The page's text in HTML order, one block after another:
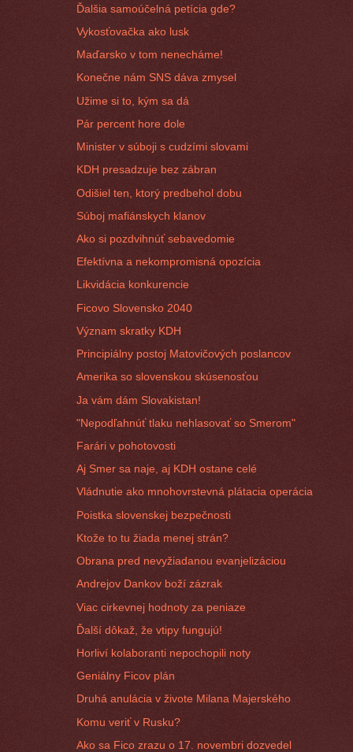
Ďalšia samoúčelná petícia gde?
Vykosťovačka ako lusk
Maďarsko v tom nenecháme!
Konečne nám SNS dáva zmysel
Užime si to, kým sa dá
Pár percent hore dole
Minister v súboji s cudzími slovami
KDH presadzuje bez zábran
Odišiel ten, ktorý predbehol dobu
Súboj mafiánskych klanov
Ako si pozdvihnúť sebavedomie
Efektívna a nekompromisná opozícia
Likvidácia konkurencie
Ficovo Slovensko 2040
Význam skratky KDH
Principiálny postoj Matovičových poslancov
Amerika so slovenskou skúsenosťou
Ja vám dám Slovakistan!
"Nepodľahnúť tlaku nehlasovať so Smerom"
Farári v pohotovosti
Aj Smer sa naje, aj KDH ostane celé
Vládnutie ako mnohovrstevná plátacia operácia
Poistka slovenskej bezpečnosti
Ktože to tu žiada menej strán?
Obrana pred nevyžiadanou evanjelizáciou
Andrejov Dankov boží zázrak
Viac cirkevnej hodnoty za peniaze
Ďalší dôkaž, že vtipy fungujú!
Horliví kolaboranti nepochopili noty
Geniálny Ficov plán
Druhá anulácia v živote Milana Majerského
Komu veriť v Rusku?
Ako sa Fico zrazu o 17. novembri dozvedel